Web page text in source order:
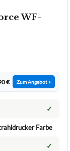
WF-
€ Zum Angebot »
✓
Farbe
✓